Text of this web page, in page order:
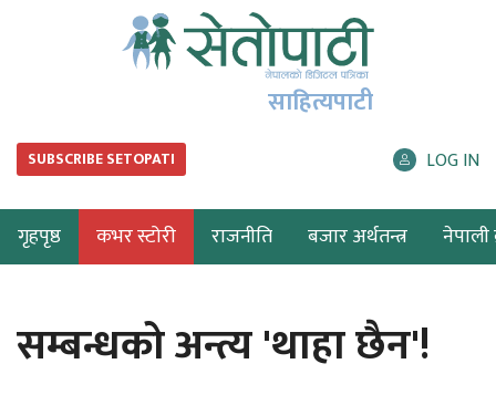
साहित्यपाटी
SUBSCRIBE SETOPATI LOG IN
गृहपृष्ठ कभर स्टोरी राजनीति बजार अर्थतन्त्र नेपाली
सम्बन्धको अन्त्य 'थाहा छैन'!